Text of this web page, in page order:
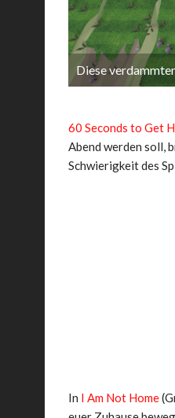
Diese
60 Seconds to Get
Abend werden soll,
Schwierigkeit des
In I Am Not Home